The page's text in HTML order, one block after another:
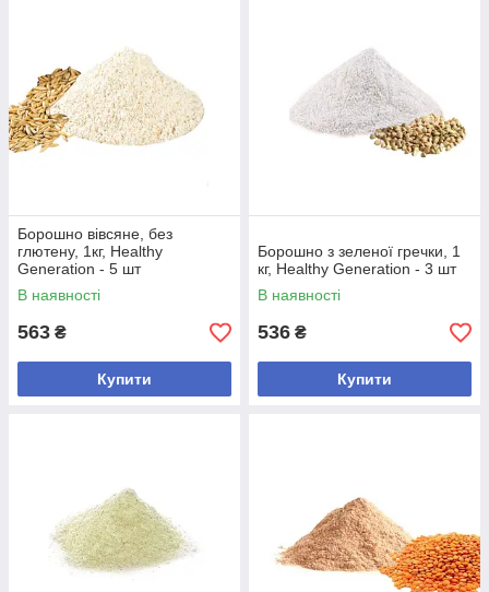
Борошно вівсяне, без
глютену, 1кг, Healthy
Generation - 5 шт
В наявності
563 ₴
Купити
Борошно з зеленої гречки, 1
кг, Healthy Generation - 3 шт
В наявності
536 ₴
Купити